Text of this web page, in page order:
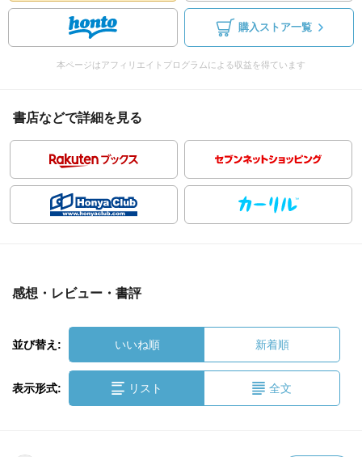
購入ストア一覧
本ページはアフィリエイトプログラムによる収益を得ています
書店などで詳細を見る
感想・レビュー・書評
並び替え: いいね順 新着順
表示形式: リスト 全文